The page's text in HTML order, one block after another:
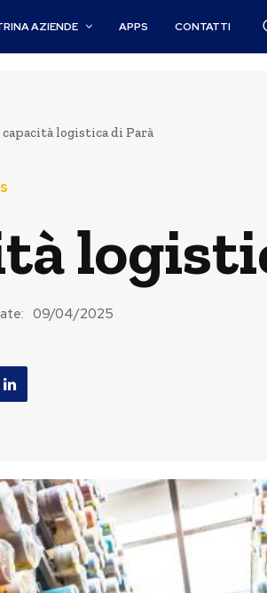
AZIENDE APPS CONTATTI
logistica di Parà
09/04/2025